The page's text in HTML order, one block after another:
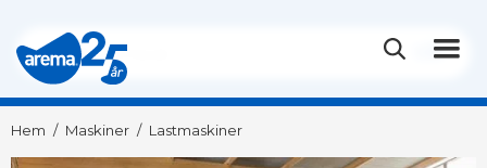
Hem / Maskiner / Lastmaskiner